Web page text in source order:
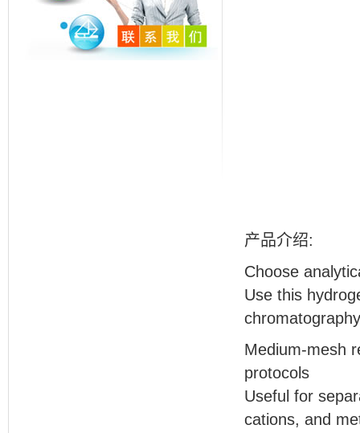
产品介绍:
Choose
Use this
Medium-mesh
protocols
Useful for
cations, and